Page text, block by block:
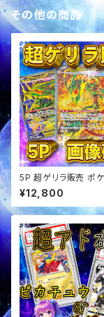
その他の商品
5P 超ゲリラ販売 ポ
定 オリパ
¥12,800